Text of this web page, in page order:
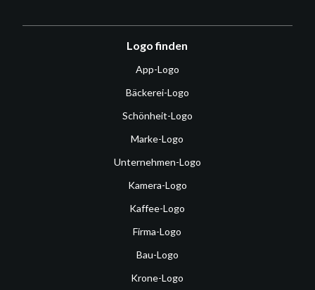
Logo finden
App-Logo
Bäckerei-Logo
Schönheit-Logo
Marke-Logo
Unternehmen-Logo
Kamera-Logo
Kaffee-Logo
Firma-Logo
Bau-Logo
Krone-Logo